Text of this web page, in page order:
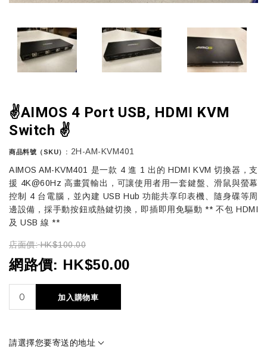
✌️AIMOS 4 Port USB, HDMI KVM
Switch ✌️
商品料號（SKU）: 2H-AM-KVM401
AIMOS AM-KVM401 是一款 4 進 1 出的 HDMI KVM 切換器，支
援 4K@60Hz 高畫質輸出，可讓使用者用一套鍵盤、滑鼠與螢幕
控制 4 台電腦，並內建 USB Hub 功能共享印表機、隨身碟等周
邊設備，採手動按鈕或熱鍵切換，即插即用免驅動 ** 不包 HDMI
及 USB 線 **
店面價: HK$100.00
網路價: HK$50.00
加入購物車
請選擇您要寄送的地址